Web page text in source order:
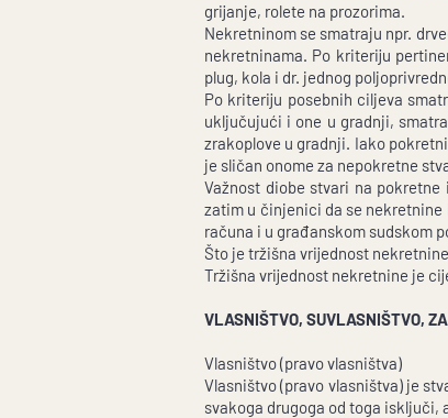
grijanje, rolete na prozorima.
Nekretninom se smatraju npr.
nekretninama. Po kriteriju
plug, kola i dr. jednog
Po kriteriju posebnih ciljeva
uključujući i one u gradnji,
zrakoplove u gradnji. Iako
je sličan onome za nepokretne
Važnost diobe stvari na
zatim u činjenici da se
računa i u građanskom sudskom
Što je tržišna vrijednost
Tržišna vrijednost nekretnine je
VLASNIŠTVO, SUVLASNIŠTVO,
Vlasništvo (pravo vlasništva)
Vlasništvo (pravo vlasništva) je
svakoga drugoga od toga